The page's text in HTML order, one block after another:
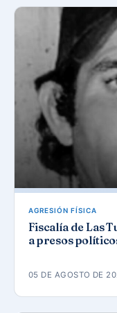
AGRESIÓN FÍSICA
Fiscalía de Las
a presos
05 DE AGOSTO DE